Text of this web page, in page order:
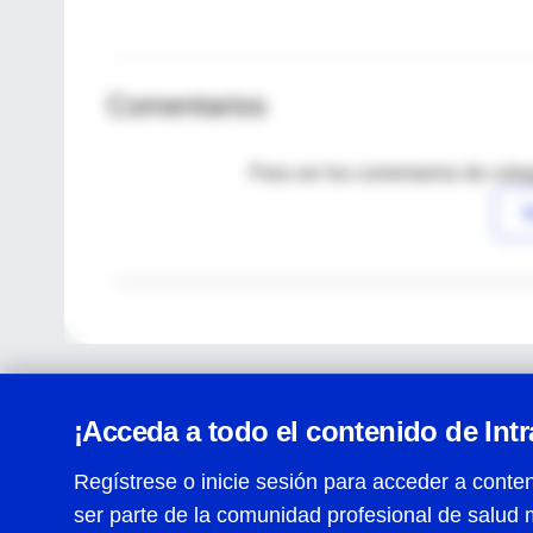
Comentarios
Para ver los comentarios de
¡Acceda a todo el contenido de
Regístrese o inicie sesión para acceder a
ser parte de la comunidad profesional de salud
Centro de Ayuda